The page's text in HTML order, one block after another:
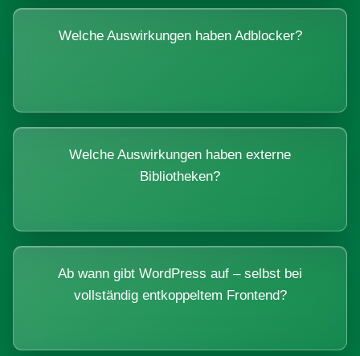
Welche Auswirkungen haben Adblocker?
Welche Auswirkungen haben externe
Bibliotheken?
Ab wann gibt WordPress auf – selbst bei
vollständig entkoppeltem Frontend?